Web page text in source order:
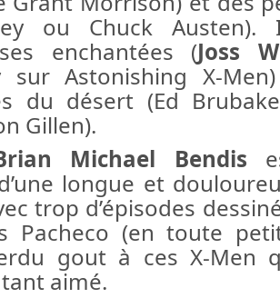
ou Chuck
enchantées (Joss
sur Astonishing X-
du désert (Ed
Gillen).
Michael Bendis
longue et
trop d’épisodes
Pacheco (en toute
gout à ces X-Men
aimé.